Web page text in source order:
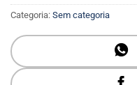
Categoria: Sem categoria